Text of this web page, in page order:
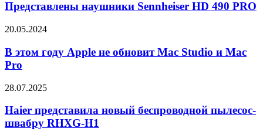
Sennheiser
HD
490
Представлены наушники Sennheiser HD 490 PRO
В
году
Apple
не
Mac
и
Mac
20.05.2024
В этом году Apple не обновит Mac Studio и Mac
Pro
Haier
новый
беспроводной
пылесос-
28.07.2025
Haier представила новый беспроводной пылесос-
швабру RHXG-H1